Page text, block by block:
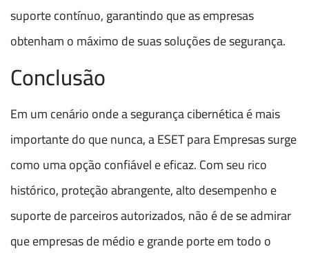
suporte contínuo, garantindo que as empresas
obtenham o máximo de suas soluções de segurança.
Conclusão
Em um cenário onde a segurança cibernética é mais
importante do que nunca, a ESET para Empresas surge
como uma opção confiável e eficaz. Com seu rico
histórico, proteção abrangente, alto desempenho e
suporte de parceiros autorizados, não é de se admirar
que empresas de médio e grande porte em todo o